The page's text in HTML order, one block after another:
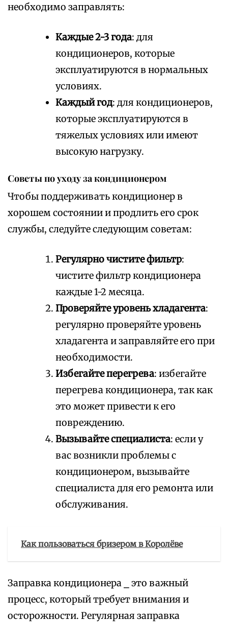
необходимо заправлять:
Каждые 2-3 года: для
кондиционеров, которые
эксплуатируются в нормальных
условиях.
Каждый год: для кондиционеров,
которые эксплуатируются в
тяжелых условиях или имеют
высокую нагрузку.
Советы по уходу за кондиционером
Чтобы поддерживать кондиционер в
хорошем состоянии и продлить его срок
службы, следуйте следующим советам:
Регулярно чистите фильтр:
чистите фильтр кондиционера
каждые 1-2 месяца.
Проверяйте уровень хладагента:
регулярно проверяйте уровень
хладагента и заправляйте его при
необходимости.
Избегайте перегрева: избегайте
перегрева кондиционера, так как
это может привести к его
повреждению.
Вызывайте специалиста: если у
вас возникли проблемы с
кондиционером, вызывайте
специалиста для его ремонта или
обслуживания.
Как пользоваться бризером в Королёве
Заправка кондиционера ⎯ это важный
процесс, который требует внимания и
осторожности. Регулярная заправка